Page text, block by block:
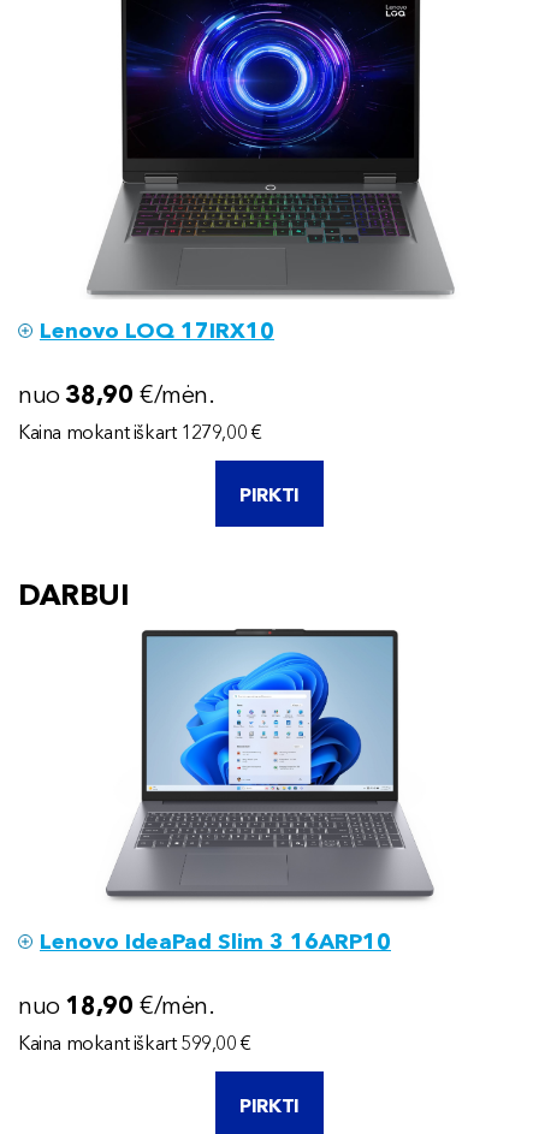
Lenovo LOQ 17IRX10
nuo 38,90 €/mėn.
Kaina mokant iškart 1279,00 €
PIRKTI
DARBUI
Lenovo IdeaPad Slim 3 16ARP10
nuo 18,90 €/mėn.
Kaina mokant iškart 599,00 €
PIRKTI